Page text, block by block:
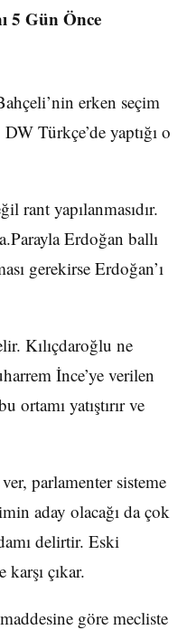
5 Gün Önce
erken seçim
DW Türkçe’de yaptığı o
rant yapılanmasıdır.
Erdoğan ballı
gerekirse Erdoğan’ı
Kılıçdaroğlu ne
İnce’ye verilen
ortamı yatıştırır ve
parlamenter sisteme
aday olacağı da çok
delirtir. Eski
çıkar.
göre mecliste